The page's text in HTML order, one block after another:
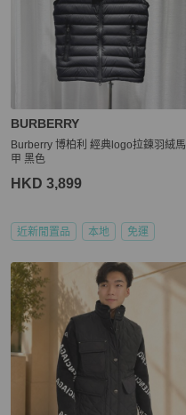
BURBERRY
Burberry 博柏利 經典logo拉鍊羽絨馬
甲 黑色
HKD 3,899
近新閒置品 本地 免運